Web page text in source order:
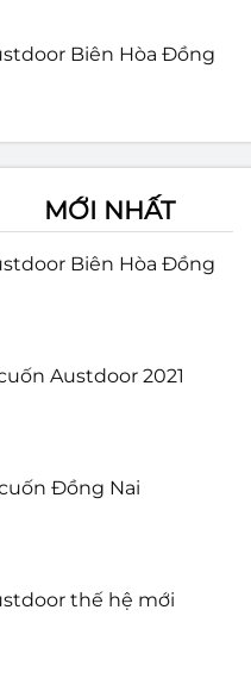
MỚI NHẤT
Biên Hòa Đồng
Austdoor 2021
Đồng Nai
thế hệ mới